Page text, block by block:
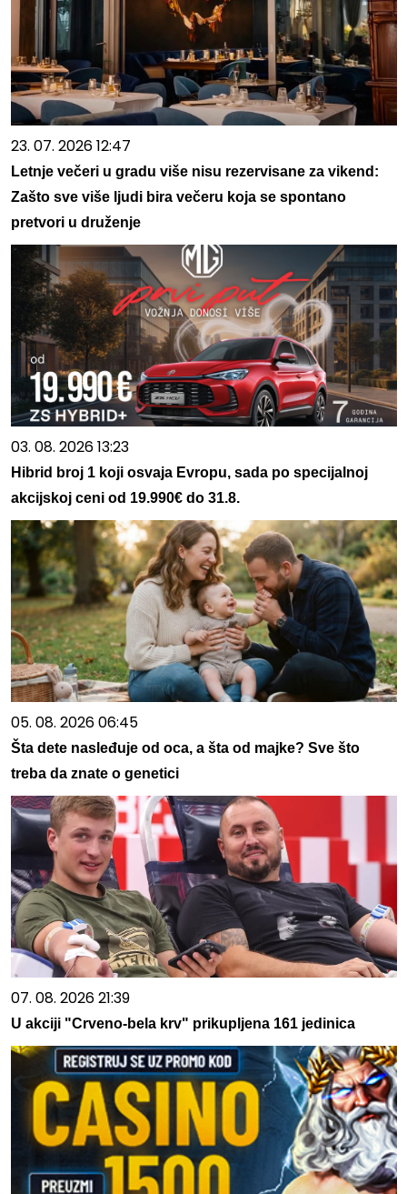
23. 07. 2026 12:47
Letnje večeri u gradu više nisu rezervisane za vikend:
Zašto sve više ljudi bira večeru koja se spontano
pretvori u druženje
03. 08. 2026 13:23
Hibrid broj 1 koji osvaja Evropu, sada po specijalnoj
akcijskoj ceni od 19.990€ do 31.8.
05. 08. 2026 06:45
Šta dete nasleđuje od oca, a šta od majke? Sve što
treba da znate o genetici
07. 08. 2026 21:39
U akciji "Crveno-bela krv" prikupljena 161 jedinica